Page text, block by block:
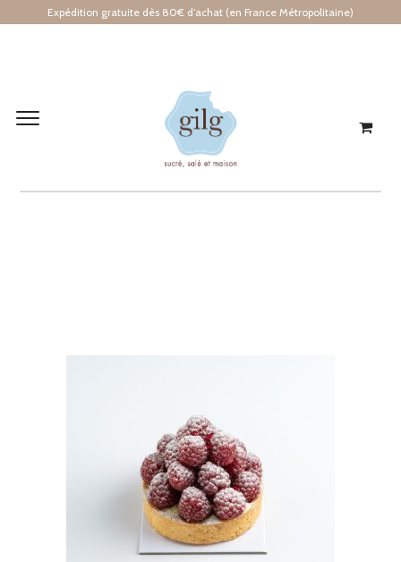
Expédition gratuite dès 80€ d’achat (en France Métropolitaine)
GILG 06_2020_075